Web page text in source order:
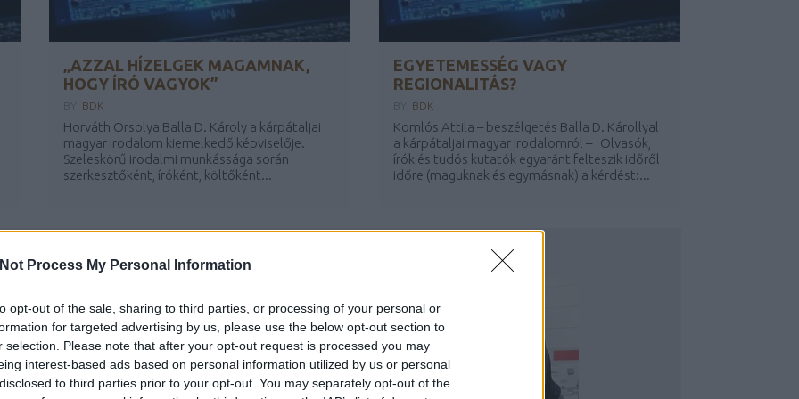
Process My Personal Information
opt-out of the sale, sharing to third parties, or processing of your personal or
for targeted advertising by us, please use the below opt-out section to
selection. Please note that after your opt-out request is processed you may
interest-based ads based on personal information utilized by us or personal
to third parties prior to your opt-out. You may separately opt-out of the
„AZZAL HÍZELGEK MAGAMNAK,
HOGY ÍRÓ VAGYOK”
BDK
Horváth Orsolya Balla D. Károly a kárpátaljai
magyar irodalom kiemelkedő képviselője.
Szeleskörű irodalmi munkássága során
szerkesztőként, íróként, költőként...
EGYETEMESSÉG VAGY
REGIONALITÁS?
BDK
Komlós Attila – beszélgetés Balla D. Károllyal
a kárpátaljai magyar irodalomról – Olvasók,
írók és tudós kutatók egyaránt felteszik időről
időre (maguknak és egymásnak) a kérdést:...
A LEGÚJABB BEJEGYZÉSEK
A posztmodern bűvészdoboz Balla D Károj
NÉPSZERŰ PR-CIKKEK